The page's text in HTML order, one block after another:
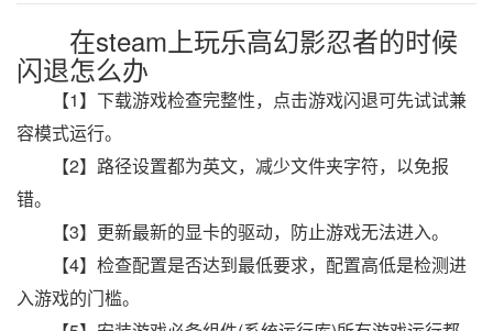
在steam上玩乐高幻影忍者的时候
闪退怎么办
【1】下载游戏检查完整性，点击游戏闪退可先试试兼
容模式运行。
【2】路径设置都为英文，减少文件夹字符，以免报
错。
【3】更新最新的显卡的驱动，防止游戏无法进入。
【4】检查配置是否达到最低要求，配置高低是检测进
入游戏的门槛。